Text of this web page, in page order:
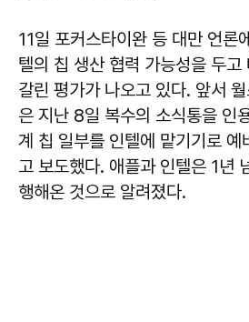
11일 포커스타이완 등 대만 언론
텔의 칩 생산 협력 가능성을 두고
갈린 평가가 나오고 있다. 앞서
은 지난 8일 복수의 소식통을 인
계 칩 일부를 인텔에 맡기기로 예
고 보도했다. 애플과 인텔은 1년
행해온 것으로 알려졌다.